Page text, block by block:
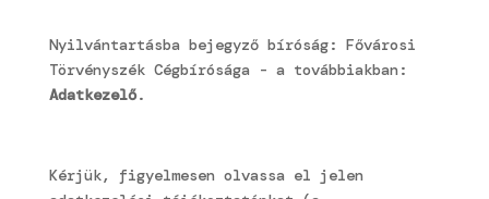
Nyilvántartásba bejegyző bíróság: Fővárosi
Törvényszék Cégbírósága - a továbbiakban:
Adatkezelő.
Kérjük, figyelmesen olvassa el jelen